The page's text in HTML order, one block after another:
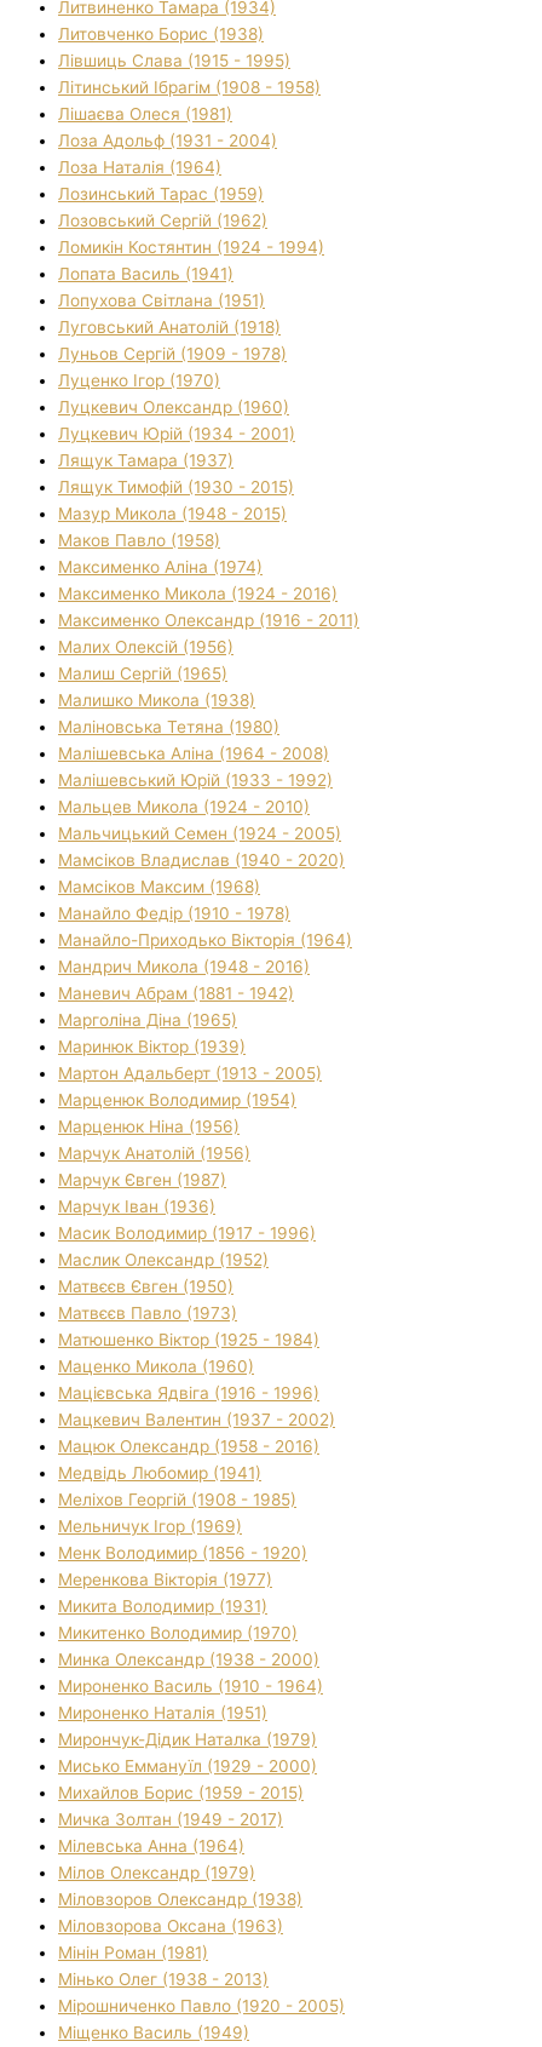
Литвиненко Тамара (1934)
Литовченко Борис (1938)
Лівшиць Слава (1915 - 1995)
Літинський Ібрагім (1908 - 1958)
Лішаєва Олеся (1981)
Лоза Адольф (1931 - 2004)
Лоза Наталія (1964)
Лозинський Тарас (1959)
Лозовський Сергій (1962)
Ломикін Костянтин (1924 - 1994)
Лопата Василь (1941)
Лопухова Світлана (1951)
Луговський Анатолій (1918)
Луньов Сергій (1909 - 1978)
Луценко Ігор (1970)
Луцкевич Олександр (1960)
Луцкевич Юрій (1934 - 2001)
Лящук Тамара (1937)
Лящук Тимофій (1930 - 2015)
Мазур Микола (1948 - 2015)
Маков Павло (1958)
Максименко Аліна (1974)
Максименко Микола (1924 - 2016)
Максименко Олександр (1916 - 2011)
Малих Олексій (1956)
Малиш Сергій (1965)
Малишко Микола (1938)
Маліновська Тетяна (1980)
Малішевська Аліна (1964 - 2008)
Малішевський Юрій (1933 - 1992)
Мальцев Микола (1924 - 2010)
Мальчицький Семен (1924 - 2005)
Мамсіков Владислав (1940 - 2020)
Мамсіков Максим (1968)
Манайло Федір (1910 - 1978)
Манайло-Приходько Вікторія (1964)
Мандрич Микола (1948 - 2016)
Маневич Абрам (1881 - 1942)
Марголіна Діна (1965)
Маринюк Віктор (1939)
Мартон Адальберт (1913 - 2005)
Марценюк Володимир (1954)
Марценюк Ніна (1956)
Марчук Анатолій (1956)
Марчук Євген (1987)
Марчук Іван (1936)
Масик Володимир (1917 - 1996)
Маслик Олександр (1952)
Матвєєв Євген (1950)
Матвєєв Павло (1973)
Матюшенко Віктор (1925 - 1984)
Маценко Микола (1960)
Мацієвська Ядвіга (1916 - 1996)
Мацкевич Валентин (1937 - 2002)
Мацюк Олександр (1958 - 2016)
Медвідь Любомир (1941)
Меліхов Георгій (1908 - 1985)
Мельничук Ігор (1969)
Менк Володимир (1856 - 1920)
Меренкова Вікторія (1977)
Микита Володимир (1931)
Микитенко Володимир (1970)
Минка Олександр (1938 - 2000)
Мироненко Василь (1910 - 1964)
Мироненко Наталія (1951)
Мирончук-Дідик Наталка (1979)
Мисько Еммануїл (1929 - 2000)
Михайлов Борис (1959 - 2015)
Мичка Золтан (1949 - 2017)
Мілевська Анна (1964)
Мілов Олександр (1979)
Міловзоров Олександр (1938)
Міловзорова Оксана (1963)
Мінін Роман (1981)
Мінько Олег (1938 - 2013)
Мірошниченко Павло (1920 - 2005)
Міщенко Василь (1949)